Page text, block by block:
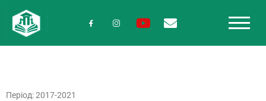
Період: 2017-2021